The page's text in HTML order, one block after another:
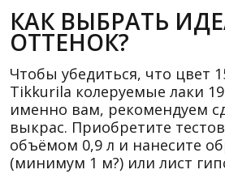
КАК ВЫБРАТЬ
ОТТЕНОК?
Чтобы убедиться, что цвет
Tikkurila колеруемые лаки
именно вам, рекомендуем
выкрас. Приобретите
объёмом 0,9 л и нанесите
(минимум 1 м?) или лист